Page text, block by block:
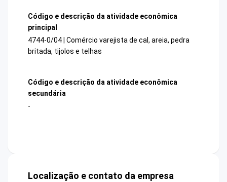
Código e descrição da atividade econômica
principal
4744-0/04 | Comércio varejista de cal, areia, pedra
britada, tijolos e telhas
Código e descrição da atividade econômica
secundária
-
Localização e contato da empresa